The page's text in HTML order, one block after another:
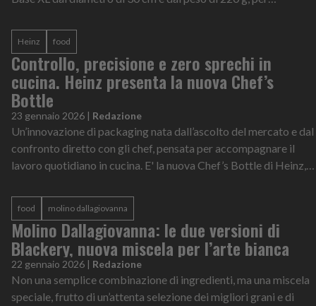
Heinz food
Controllo, precisione e zero sprechi in
cucina. Heinz presenta la nuova Chef’s
Bottle
23 gennaio 2026 | Redazione
Un’innovazione di packaging nata dall’ascolto del mercato e dal
confronto diretto con gli chef, pensata per accompagnare il
lavoro quotidiano in cucina. E' la nuova Chef’s Bottle di Heinz,
food molino dallagiovanna
Molino Dallagiovanna: le due versioni di
Blackery, nuova miscela per l’arte bianca
22 gennaio 2026 | Redazione
Non una semplice combinazione di ingredienti, ma una miscela
speciale, frutto di un’attenta selezione dei migliori grani e di